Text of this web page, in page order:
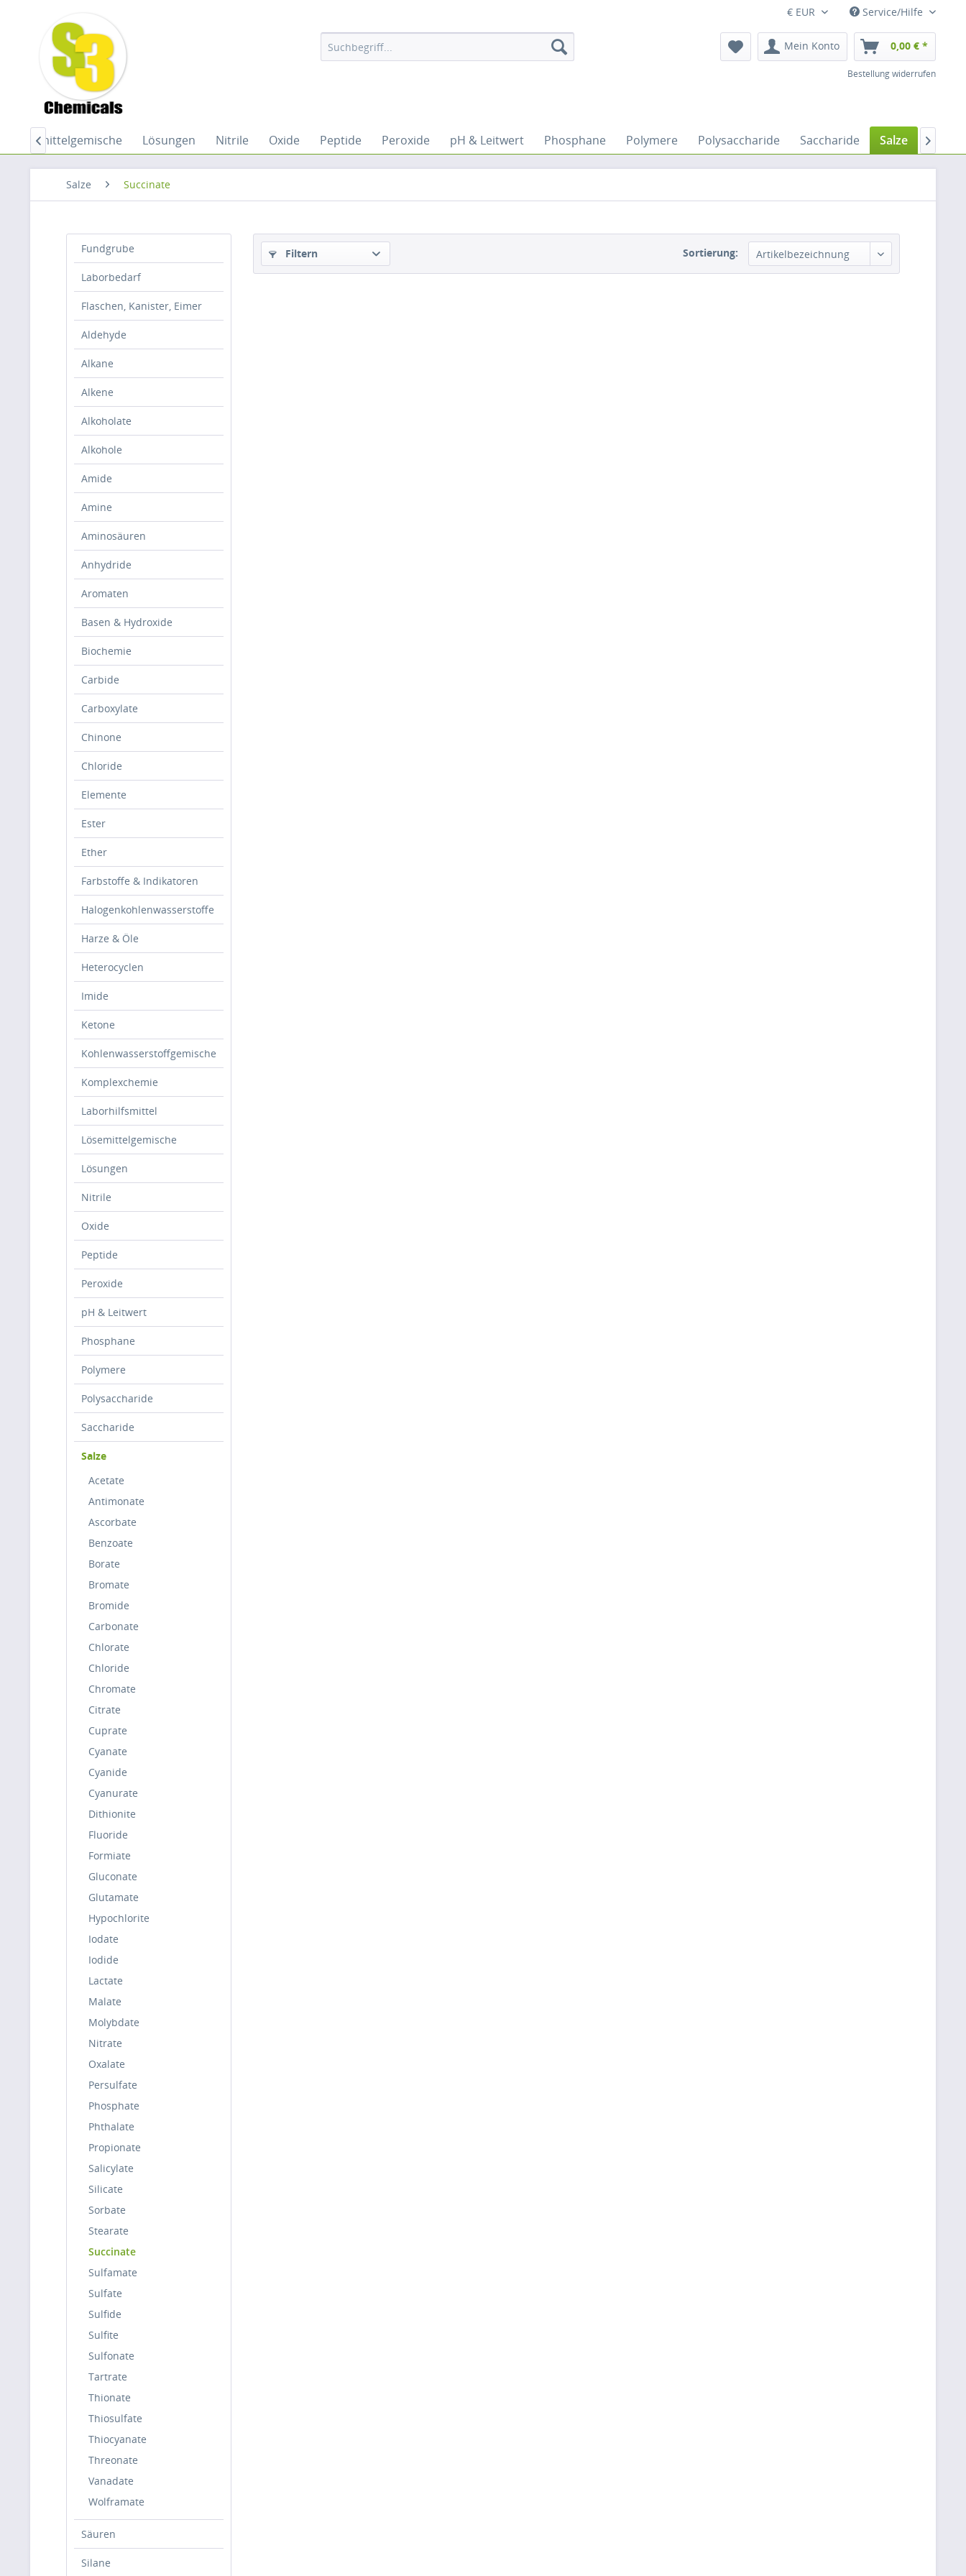
€ EUR Service/Hilfe
Mein Konto 0,00 € *
Bestellung widerrufen
Lösemittelgemische Lösungen Nitrile Oxide Peptide Peroxide pH & Leitwert Phosphane Polymere Polysaccharide Saccharide Salze Säuren
 
Salze Succinate
Fundgrube
Laborbedarf
Flaschen, Kanister, Eimer
Aldehyde
Alkane
Alkene
Alkoholate
Alkohole
Amide
Amine
Aminosäuren
Anhydride
Aromaten
Basen & Hydroxide
Biochemie
Carbide
Carboxylate
Chinone
Chloride
Elemente
Ester
Ether
Farbstoffe & Indikatoren
Halogenkohlenwasserstoffe
Harze & Öle
Heterocyclen
Imide
Ketone
Kohlenwasserstoffgemische
Komplexchemie
Laborhilfsmittel
Lösemittelgemische
Lösungen
Nitrile
Oxide
Peptide
Peroxide
pH & Leitwert
Phosphane
Polymere
Polysaccharide
Saccharide
Salze
Acetate
Antimonate
Ascorbate
Benzoate
Borate
Bromate
Bromide
Carbonate
Chlorate
Chloride
Chromate
Citrate
Cuprate
Cyanate
Cyanide
Cyanurate
Dithionite
Fluoride
Formiate
Gluconate
Glutamate
Hypochlorite
Iodate
Iodide
Lactate
Malate
Molybdate
Nitrate
Oxalate
Persulfate
Phosphate
Phthalate
Propionate
Salicylate
Silicate
Sorbate
Stearate
Succinate
Sulfamate
Sulfate
Sulfide
Sulfite
Sulfonate
Tartrate
Thionate
Thiosulfate
Thiocyanate
Threonate
Vanadate
Wolframate
Säuren
Silane
Filtern Sortierung: Artikelbezeichnung